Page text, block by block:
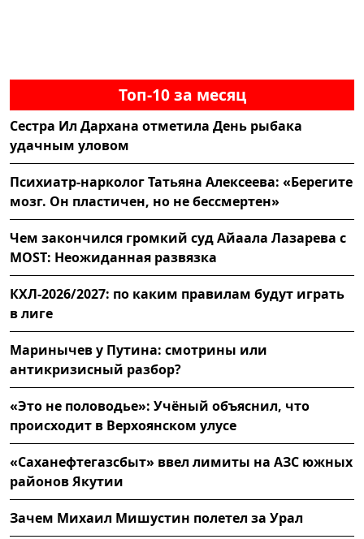
Топ-10 за месяц
Сестра Ил Дархана отметила День рыбака
удачным уловом
Психиатр-нарколог Татьяна Алексеева: «Берегите
мозг. Он пластичен, но не бессмертен»
Чем закончился громкий суд Айаала Лазарева с
MOST: Неожиданная развязка
КХЛ-2026/2027: по каким правилам будут играть
в лиге
Маринычев у Путина: смотрины или
антикризисный разбор?
«Это не половодье»: Учёный объяснил, что
происходит в Верхоянском улусе
«Саханефтегазсбыт» ввел лимиты на АЗС южных
районов Якутии
Зачем Михаил Мишустин полетел за Урал